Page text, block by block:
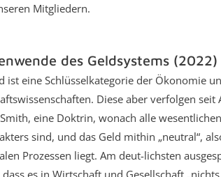
Mitgliedern.
des Geldsystems (2022)
ist eine Schlüsselkategorie der Ökonomie
Diese aber verfolgen
eine Doktrin, wonach alle
sind, und das Geld mithin „neutral“,
Prozessen liegt. Am deut-lichsten